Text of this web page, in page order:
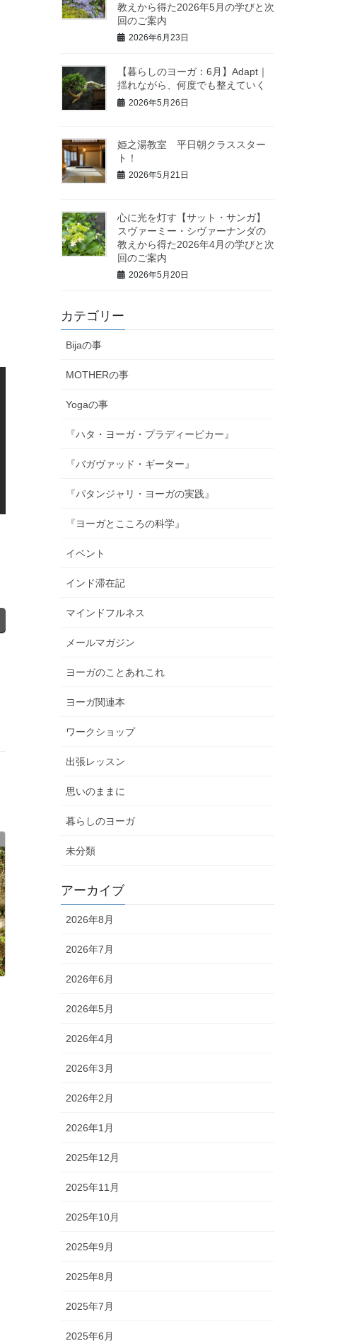
教えから得た2026年5月の学びと次
回のご案内
2026年6月23日
【暮らしのヨーガ：6月】Adapt｜
揺れながら、何度でも整えていく
2026年5月26日
姫之湯教室 平日朝クラススター
ト！
2026年5月21日
心に光を灯す【サット・サンガ】
スヴァーミー・シヴァーナンダの
教えから得た2026年4月の学びと次
回のご案内
2026年5月20日
カテゴリー
Bijaの事
MOTHERの事
Yogaの事
『ハタ・ヨーガ・プラディーピカー』
『バガヴァッド・ギーター』
『パタンジャリ・ヨーガの実践』
『ヨーガとこころの科学』
イベント
インド滞在記
マインドフルネス
メールマガジン
ヨーガのことあれこれ
ヨーガ関連本
ワークショップ
出張レッスン
思いのままに
暮らしのヨーガ
未分類
アーカイブ
2026年8月
2026年7月
2026年6月
2026年5月
2026年4月
2026年3月
2026年2月
2026年1月
2025年12月
2025年11月
2025年10月
2025年9月
2025年8月
2025年7月
2025年6月